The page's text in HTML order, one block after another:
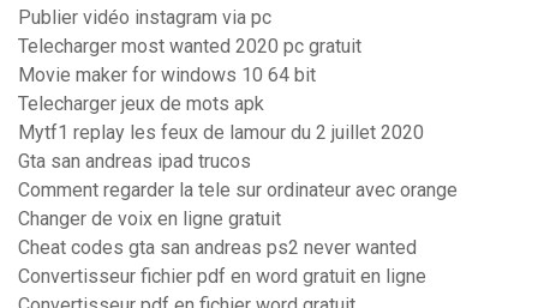
Publier vidéo instagram via pc
Telecharger most wanted 2020 pc gratuit
Movie maker for windows 10 64 bit
Telecharger jeux de mots apk
Mytf1 replay les feux de lamour du 2 juillet 2020
Gta san andreas ipad trucos
Comment regarder la tele sur ordinateur avec orange
Changer de voix en ligne gratuit
Cheat codes gta san andreas ps2 never wanted
Convertisseur fichier pdf en word gratuit en ligne